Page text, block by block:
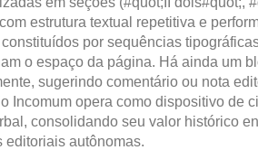
estrutura textual repetitiva e
por sequências
o espaço da página. Há ainda um
sugerindo comentário ou nota
Incomum opera como dispositivo de
consolidando seu valor histórico
editoriais autônomas.